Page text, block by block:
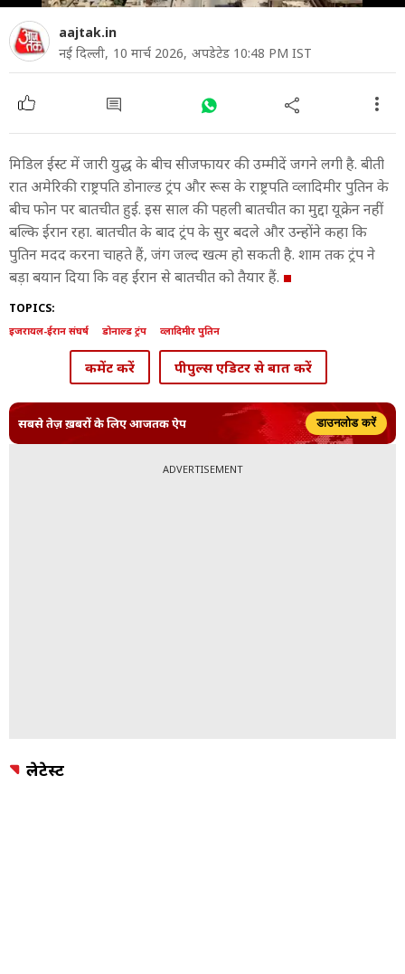
aajtak.in
नई दिल्ली, 10 मार्च 2026, अपडेटेड 10:48 PM IST
मिडिल ईस्ट में जारी युद्ध के बीच सीजफायर की उम्मीदें जगने लगी है. बीती
रात अमेरिकी राष्ट्रपति डोनाल्ड ट्रंप और रूस के राष्ट्रपति व्लादिमीर पुतिन के
बीच फोन पर बातचीत हुई. इस साल की पहली बातचीत का मुद्दा यूक्रेन नहीं
बल्कि ईरान रहा. बातचीत के बाद ट्रंप के सुर बदले और उन्होंने कहा कि
पुतिन मदद करना चाहते हैं, जंग जल्द खत्म हो सकती है. शाम तक ट्रंप ने
बड़ा बयान दिया कि वह ईरान से बातचीत को तैयार हैं.
TOPICS:
इजरायल-ईरान संघर्ष डोनाल्ड ट्रंप व्लादिमीर पुतिन
कमेंट करें पीपुल्स एडिटर से बात करें
सबसे तेज़ ख़बरों के लिए आजतक ऐप डाउनलोड करें
ADVERTISEMENT
लेटेस्ट